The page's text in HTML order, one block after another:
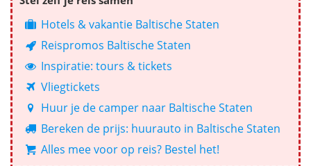
Hotels & vakantie Baltische Staten
Reispromos Baltische Staten
Inspiratie: tours & tickets
Vliegtickets
Huur je de camper naar Baltische Staten
Bereken de prijs: huurauto in Baltische Staten
Alles mee voor op reis? Bestel het!